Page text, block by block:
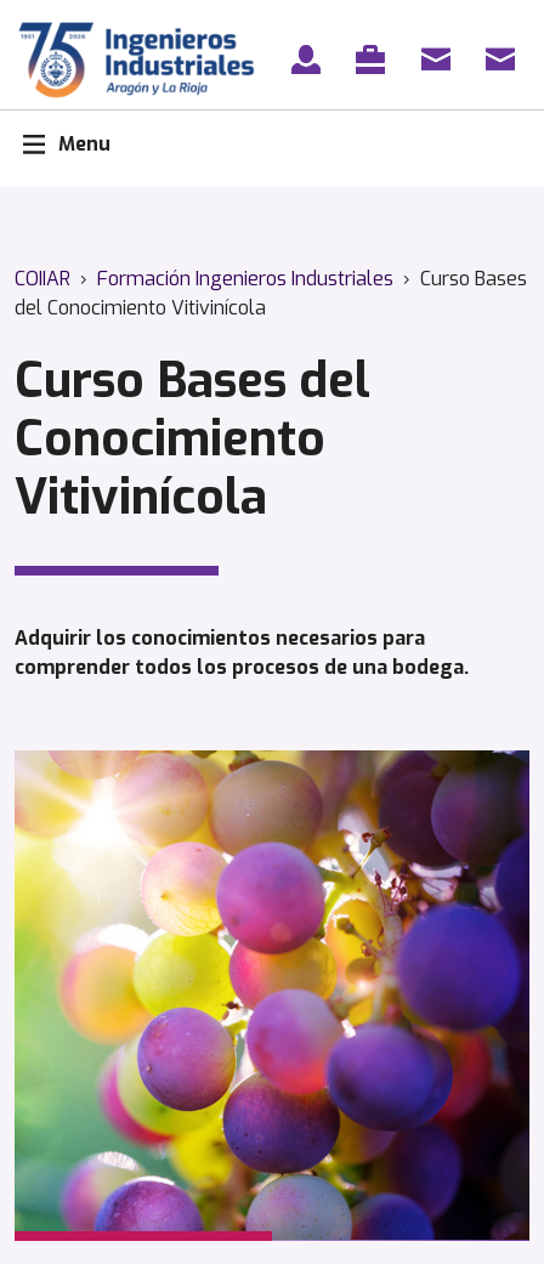
content
Menu
COIIAR › Formación Ingenieros Industriales › Curso Bases
del Conocimiento Vitivinícola
Curso Bases del
Conocimiento
Vitivinícola
Adquirir los conocimientos necesarios para
comprender todos los procesos de una bodega.